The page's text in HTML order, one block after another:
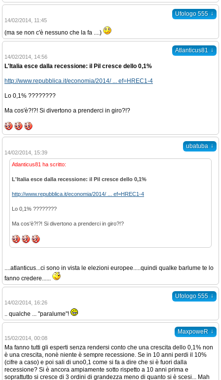
Ufologo 555 ↓
14/02/2014, 11:45
(ma se non c'è nessuno che la fa ....)
Atlanticus81 ↓
14/02/2014, 14:56
L'Italia esce dalla recessione: il Pil cresce dello 0,1%
http://www.repubblica.it/economia/2014/ ... ef=HREC1-4
Lo 0,1% ????????
Ma cos'è?!?! Si divertono a prenderci in giro?!?
ubatuba ↓
14/02/2014, 15:39
Atlanticus81 ha scritto:
L'Italia esce dalla recessione: il Pil cresce dello 0,1%
http://www.repubblica.it/economia/2014/ ... ef=HREC1-4
Lo 0,1% ????????
Ma cos'è?!?! Si divertono a prenderci in giro?!?
....atlanticus...ci sono in vista le elezioni europee.....quindi qualke barlume te lo
fanno credere......
Ufologo 555 ↓
14/02/2014, 16:26
.. qualche ... "paralume"!
MaxpoweR ↓
15/02/2014, 00:08
Ma fanno tutti gli esperti senza rendersi conto che una crescita dello 0,1% non
è una crescita, nonè niente è sempre recessione. Se in 10 anni perdi il 10%
(cifre a caso) e poi sali di uno0,1 come si fa a dire che si è fuori dalla
recessione? Si è ancora ampiamente sotto rispetto a 10 anni prima e
soprattutto si cresce di 3 ordini di grandezza meno di quanto si è scesi... Mah